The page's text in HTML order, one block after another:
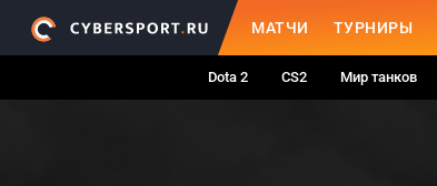
МАТЧИ ТУРНИРЫ
Dota 2 CS2 Мир танков